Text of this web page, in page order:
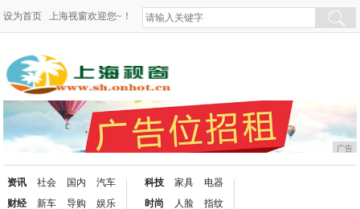
设为首页 上海视窗欢迎您~！
广告
资讯
财经
社会
新车
国内
导购
汽车
娱乐
科技
时尚
家具
人脸
电器
指纹